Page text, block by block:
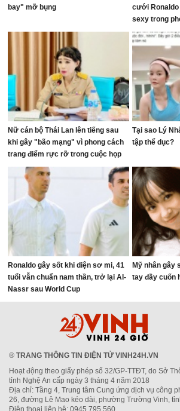
bay" mỡ bụng
cưới Ronaldo
sexy trong
sức dập tắt
Nữ cán bộ Thái Lan lên tiếng sau
khi gây "bão mạng" vì phong cách
trang điểm rực rỡ trong cuộc họp
ngân sách
Tại sao Lý
tập thể dục?
Ronaldo gây sốt khi diện sơ mi, 41
tuổi vẫn chuẩn nam thần, trở lại Al-
Nassr sau World Cup
Mỹ nhân gây
tay đầy cuốn
® TRANG THÔNG TIN ĐIỆN TỬ VINH24H.VN
Hoạt động theo giấy phép số 32/GP-TTĐT, do Sở
tỉnh Nghệ An cấp ngày 3 tháng 4 năm 2018
Địa chỉ: Tầng 4, Trung tâm Cung ứng dịch vụ công
26, đường Lê Mao kéo dài, phường Trường Vinh,
Điện thoại liên hệ: 0945.795.560